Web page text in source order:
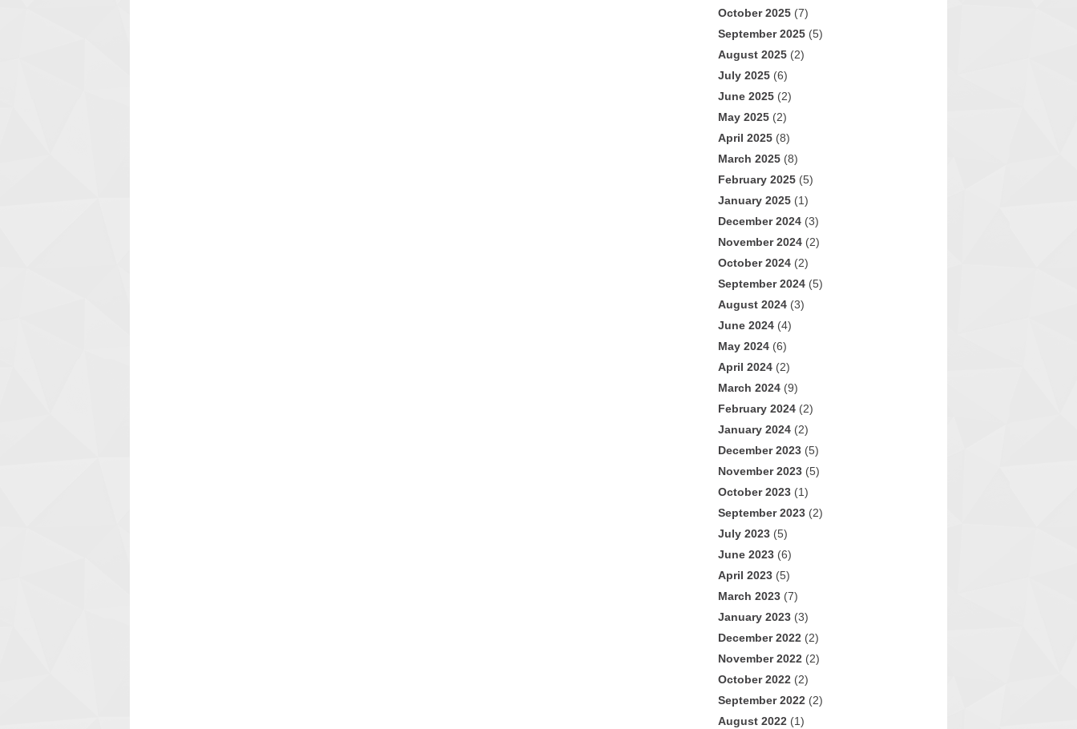
October 2025 (7)
September 2025 (5)
August 2025 (2)
July 2025 (6)
June 2025 (2)
May 2025 (2)
April 2025 (8)
March 2025 (8)
February 2025 (5)
January 2025 (1)
December 2024 (3)
November 2024 (2)
October 2024 (2)
September 2024 (5)
August 2024 (3)
June 2024 (4)
May 2024 (6)
April 2024 (2)
March 2024 (9)
February 2024 (2)
January 2024 (2)
December 2023 (5)
November 2023 (5)
October 2023 (1)
September 2023 (2)
July 2023 (5)
June 2023 (6)
April 2023 (5)
March 2023 (7)
January 2023 (3)
December 2022 (2)
November 2022 (2)
October 2022 (2)
September 2022 (2)
August 2022 (1)